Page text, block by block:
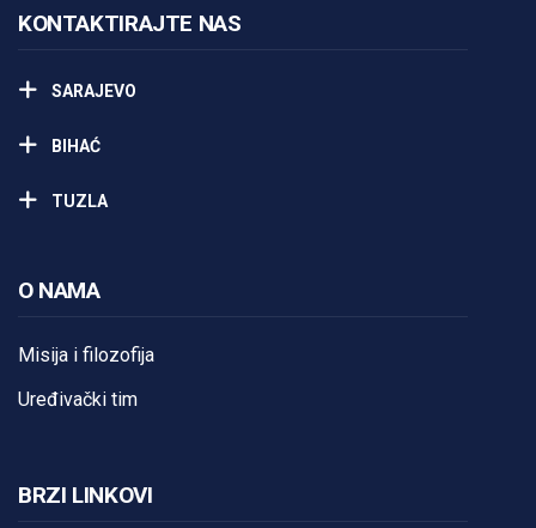
KONTAKTIRAJTE NAS
SARAJEVO
BIHAĆ
TUZLA
O NAMA
Misija i filozofija
Uređivački tim
BRZI LINKOVI